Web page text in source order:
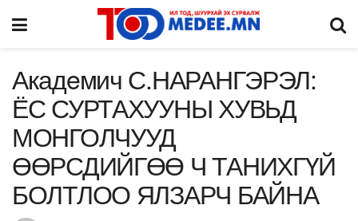
Акадeмич С.НАРАНГЭРЭЛ:
ЁС СУРТАХУУНЫ ХУВЬД
МОНГОЛЧУУД
ӨӨРСДИЙГӨӨ Ч ТАНИХГҮЙ
БОЛТЛОО ЯЛЗАРЧ БАЙНА